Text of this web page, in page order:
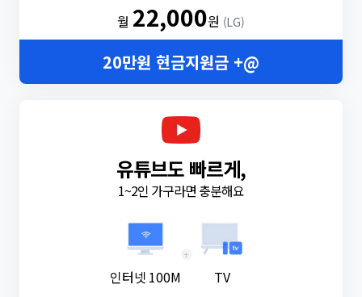
월 22,000원 (LG)
20만원 현금지원금 +@
유튜브도 빠르게,
1~2인 가구라면 충분해요
인터넷 100M
+
TV